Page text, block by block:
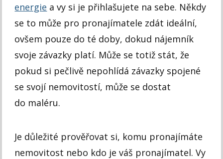
energie a vy si je přihlašujete na sebe. Někdy
se to může pro pronajímatele zdát ideální,
ovšem pouze do té doby, dokud nájemník
svoje závazky platí. Může se totiž stát, že
pokud si pečlivě nepohlídá závazky spojené
se svojí nemovitostí, může se dostat
do maléru.
Je důležité prověřovat si, komu pronajímáte
nemovitost nebo kdo je váš pronajímatel. Vy